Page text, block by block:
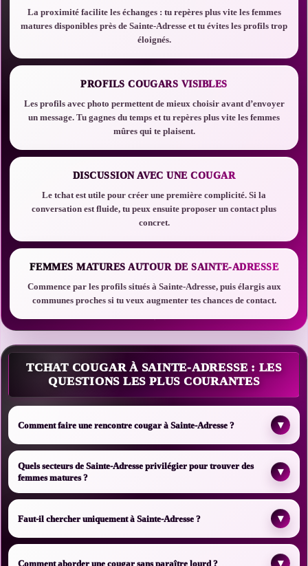
La proximité facilite les échanges : tu repères plus vite les femmes
matures disponibles près de Sainte-Adresse et tu évites les profils trop
éloignés.
PROFILS COUGARS VISIBLES
Les profils avec photo permettent de mieux choisir avant d’envoyer
un message. Tu gagnes du temps et tu repères plus vite les femmes
mûres qui te plaisent.
DISCUSSION AVEC UNE COUGAR
Le tchat est utile pour créer une première complicité. Si la
conversation est fluide, tu peux ensuite proposer un contact plus
concret.
FEMMES MATURES AUTOUR DE SAINTE-ADRESSE
Commence par les profils situés à Sainte-Adresse, puis élargis aux
communes proches si tu veux augmenter tes chances de contact.
TCHAT COUGAR À SAINTE-ADRESSE : LES
QUESTIONS LES PLUS COURANTES
Comment faire une rencontre cougar à Sainte-Adresse ? ▾
Quels secteurs de Sainte-Adresse privilégier pour trouver des
femmes matures ?
▾
Faut-il chercher uniquement à Sainte-Adresse ? ▾
Comment aborder une cougar sans paraître lourd ? ▾